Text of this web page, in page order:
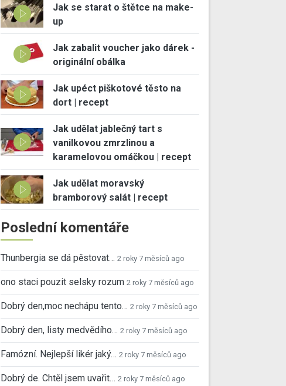
Jak se starat o štětce na make-
up
Jak zabalit voucher jako dárek -
originální obálka
Jak upéct piškotové těsto na
dort | recept
Jak udělat jablečný tart s
vanilkovou zmrzlinou a
karamelovou omáčkou | recept
Jak udělat moravský
bramborový salát | recept
Poslední komentáře
Thunbergia se dá pěstovat… 2 roky 7 měsíců ago
ono staci pouzit selsky rozum 2 roky 7 měsíců ago
Dobrý den,moc nechápu tento… 2 roky 7 měsíců ago
Dobrý den, listy medvědího… 2 roky 7 měsíců ago
Famózní. Nejlepší likér jaký… 2 roky 7 měsíců ago
Dobrý de. Chtěl jsem uvařit… 2 roky 7 měsíců ago